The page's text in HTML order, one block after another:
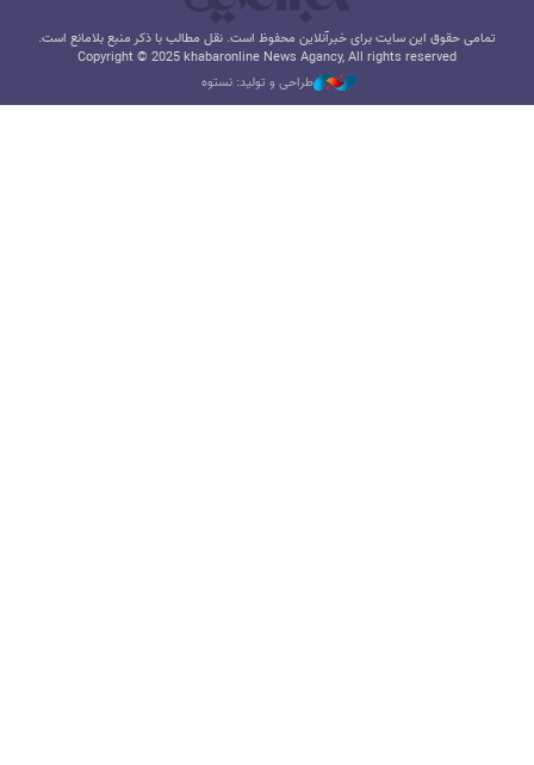
تمامی حقوق این سایت برای خبرآنلاین محفوظ است. نقل مطالب با ذکر منبع بلامانع است.
Copyright © 2025 khabaronline News Agancy, All rights reserved
طراحی و تولید: نستوه